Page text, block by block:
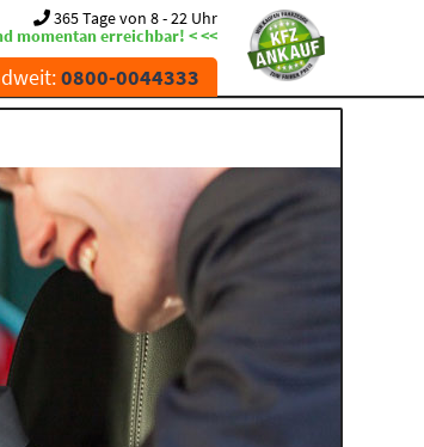
365 Tage von 8 - 22 Uhr
momentan erreichbar! < <<
0800-0044333